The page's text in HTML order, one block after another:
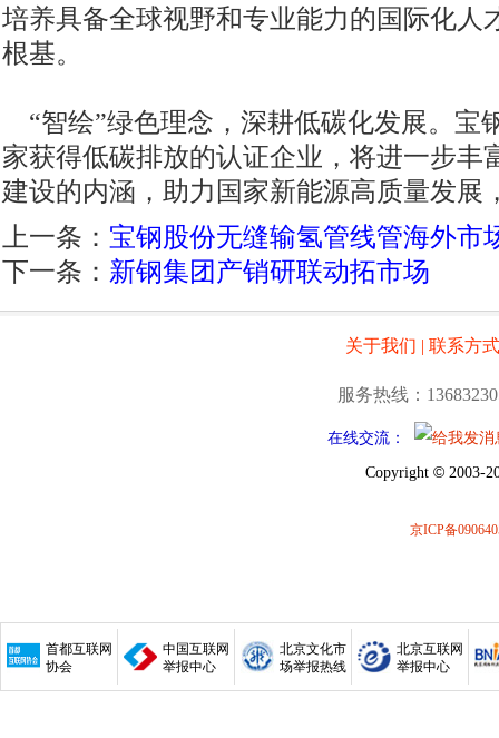
培养具备全球视野和专业能力的国际化人
根基。
“智绘”绿色理念，深耕低碳化发展。宝
家获得低碳排放的认证企业，将进一步丰
建设的内涵，助力国家新能源高质量发展
上一条： 宝钢股份无缝输氢管线管海外市
下一条： 新钢集团产销研联动拓市场
关于我们 | 联系方式
服务热线：
在线交流：
Copyright © 2003-
京ICP备
首都互联网
协会
中国互联网
举报中心
北京文化市
场举报热线
北京互联网
举报中心